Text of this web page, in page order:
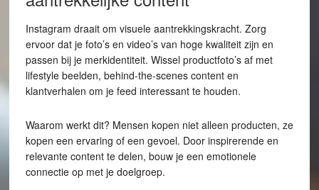
Instagram draait om visuele aantrekkingskracht. Zorg
ervoor dat je foto’s en video’s van hoge kwaliteit zijn en
passen bij je merkidentiteit. Wissel productfoto’s af met
lifestyle beelden, behind-the-scenes content en
klantverhalen om je feed interessant te houden.
Waarom werkt dit? Mensen kopen niet alleen producten, ze
kopen een ervaring of een gevoel. Door inspirerende en
relevante content te delen, bouw je een emotionele
connectie op met je doelgroep.